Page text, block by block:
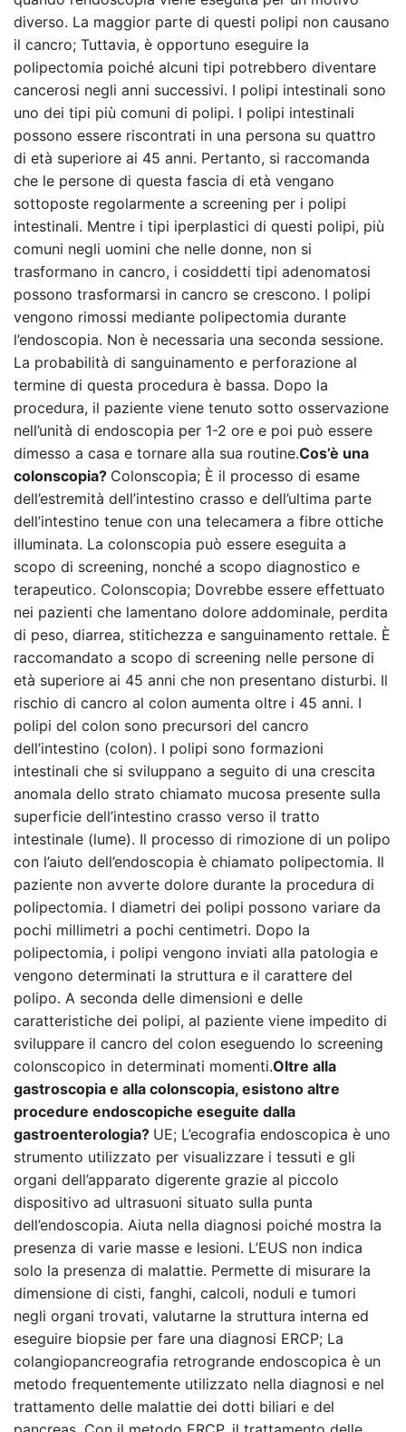
diverso. La maggior parte di questi polipi non causano
il cancro; Tuttavia, è opportuno eseguire la
polipectomia poiché alcuni tipi potrebbero diventare
cancerosi negli anni successivi. I polipi intestinali sono
uno dei tipi più comuni di polipi. I polipi intestinali
possono essere riscontrati in una persona su quattro
di età superiore ai 45 anni. Pertanto, si raccomanda
che le persone di questa fascia di età vengano
sottoposte regolarmente a screening per i polipi
intestinali. Mentre i tipi iperplastici di questi polipi, più
comuni negli uomini che nelle donne, non si
trasformano in cancro, i cosiddetti tipi adenomatosi
possono trasformarsi in cancro se crescono. I polipi
vengono rimossi mediante polipectomia durante
l’endoscopia. Non è necessaria una seconda sessione.
La probabilità di sanguinamento e perforazione al
termine di questa procedura è bassa. Dopo la
procedura, il paziente viene tenuto sotto osservazione
nell’unità di endoscopia per 1-2 ore e poi può essere
dimesso a casa e tornare alla sua routine.Cos’è una
colonscopia? Colonscopia; È il processo di esame
dell’estremità dell’intestino crasso e dell’ultima parte
dell’intestino tenue con una telecamera a fibre ottiche
illuminata. La colonscopia può essere eseguita a
scopo di screening, nonché a scopo diagnostico e
terapeutico. Colonscopia; Dovrebbe essere effettuato
nei pazienti che lamentano dolore addominale, perdita
di peso, diarrea, stitichezza e sanguinamento rettale. È
raccomandato a scopo di screening nelle persone di
età superiore ai 45 anni che non presentano disturbi. Il
rischio di cancro al colon aumenta oltre i 45 anni. I
polipi del colon sono precursori del cancro
dell’intestino (colon). I polipi sono formazioni
intestinali che si sviluppano a seguito di una crescita
anomala dello strato chiamato mucosa presente sulla
superficie dell’intestino crasso verso il tratto
intestinale (lume). Il processo di rimozione di un polipo
con l’aiuto dell’endoscopia è chiamato polipectomia. Il
paziente non avverte dolore durante la procedura di
polipectomia. I diametri dei polipi possono variare da
pochi millimetri a pochi centimetri. Dopo la
polipectomia, i polipi vengono inviati alla patologia e
vengono determinati la struttura e il carattere del
polipo. A seconda delle dimensioni e delle
caratteristiche dei polipi, al paziente viene impedito di
sviluppare il cancro del colon eseguendo lo screening
colonscopico in determinati momenti.Oltre alla
gastroscopia e alla colonscopia, esistono altre
procedure endoscopiche eseguite dalla
gastroenterologia? UE; L’ecografia endoscopica è uno
strumento utilizzato per visualizzare i tessuti e gli
organi dell’apparato digerente grazie al piccolo
dispositivo ad ultrasuoni situato sulla punta
dell’endoscopia. Aiuta nella diagnosi poiché mostra la
presenza di varie masse e lesioni. L’EUS non indica
solo la presenza di malattie. Permette di misurare la
dimensione di cisti, fanghi, calcoli, noduli e tumori
negli organi trovati, valutarne la struttura interna ed
eseguire biopsie per fare una diagnosi ERCP; La
colangiopancreografia retrogrande endoscopica è un
metodo frequentemente utilizzato nella diagnosi e nel
trattamento delle malattie dei dotti biliari e del